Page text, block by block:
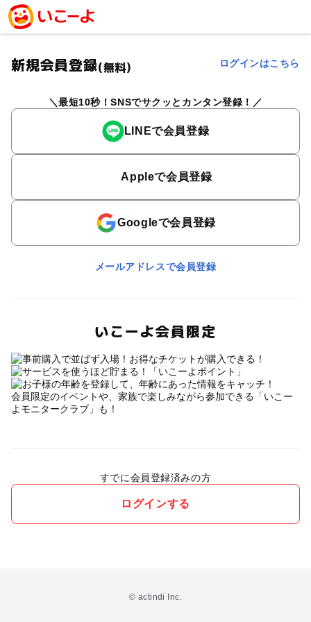
新規会員登録(無料) ログインはこちら
最短10秒！SNSでサクッとカンタン登録！
LINEで会員登録
Appleで会員登録
Googleで会員登録
メールアドレスで会員登録
いこーよ会員限定
会員限定のイベントや、家族で楽しみながら参加できる「いこー
よモニタークラブ」も！
すでに会員登録済みの方
ログインする
© actindi Inc.